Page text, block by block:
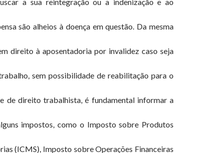
são alheios à doença em questão. Da mesma
direito à aposentadoria por invalidez caso seja
sem possibilidade de reabilitação para o
de direito trabalhista, é fundamental informar a
impostos, como o Imposto sobre Produtos
(ICMS), Imposto sobre Operações Financeiras